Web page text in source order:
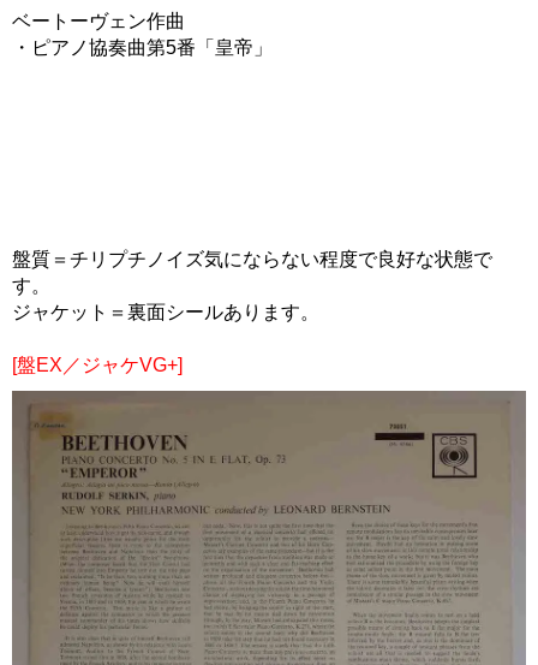
ベートーヴェン作曲
・ピアノ協奏曲第5番「皇帝」
盤質＝チリプチノイズ気にならない程度で良好な状態で
す。
ジャケット＝裏面シールあります。
[盤EX／ジャケVG+]